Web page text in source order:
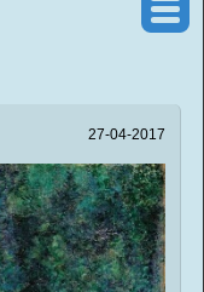
27-04-2017